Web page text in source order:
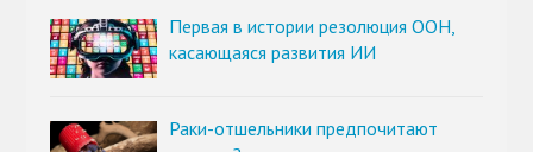
Первая в истории резолюция ООН,
касающаяся развития ИИ
Раки-отшельники предпочитают